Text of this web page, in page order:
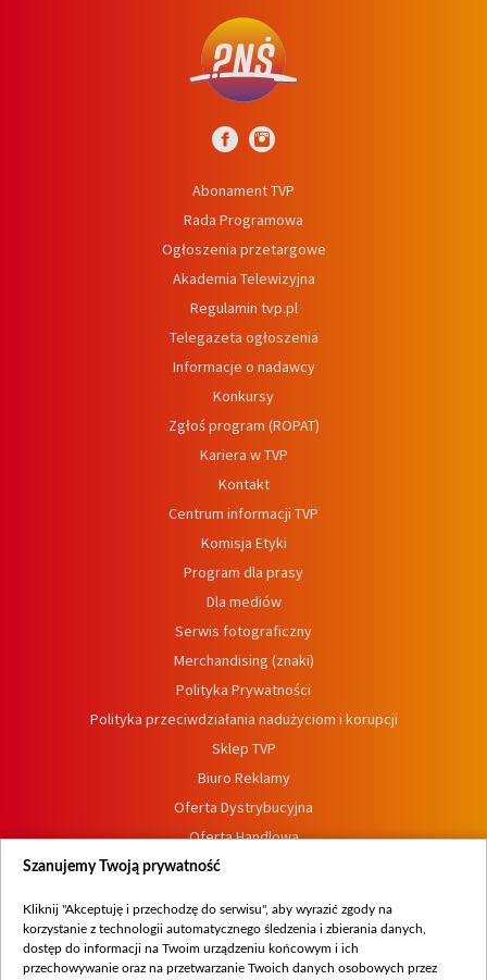
Abonament TVP
Rada Programowa
Ogłoszenia przetargowe
Akademia Telewizyjna
Regulamin tvp.pl
Telegazeta ogłoszenia
Informacje o nadawcy
Konkursy
Zgłoś program (ROPAT)
Kariera w TVP
Kontakt
Centrum informacji TVP
Komisja Etyki
Program dla prasy
Dla mediów
Serwis fotograficzny
Merchandising (znaki)
Polityka Prywatności
Polityka przeciwdziałania nadużyciom i korupcji
Sklep TVP
Biuro Reklamy
Oferta Dystrybucyjna
Oferta Handlowa
Dostępność
Procedura zgłoszeń wewnętrznych
Szanujemy Twoją prywatność
Kliknij "Akceptuję i przechodzę do serwisu", aby wyrazić zgody na
korzystanie z technologii automatycznego śledzenia i zbierania danych,
dostęp do informacji na Twoim urządzeniu końcowym i ich
przechowywanie oraz na przetwarzanie Twoich danych osobowych przez